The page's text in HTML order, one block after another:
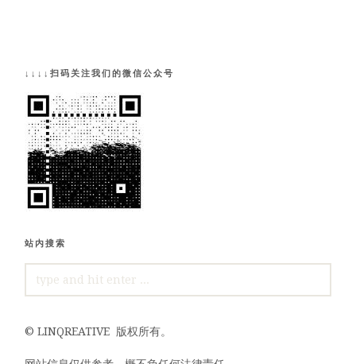
↓↓↓↓扫码关注我们的微信公众号
站内搜索
FOR:
©LINQREATIVE 版权所有。